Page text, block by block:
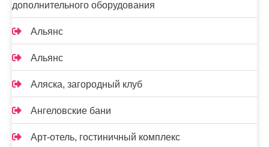
дополнительного оборудования
Альянс
Альянс
Аляска, загородный клуб
Ангеловские бани
Арт-отель, гостиничный комплекс